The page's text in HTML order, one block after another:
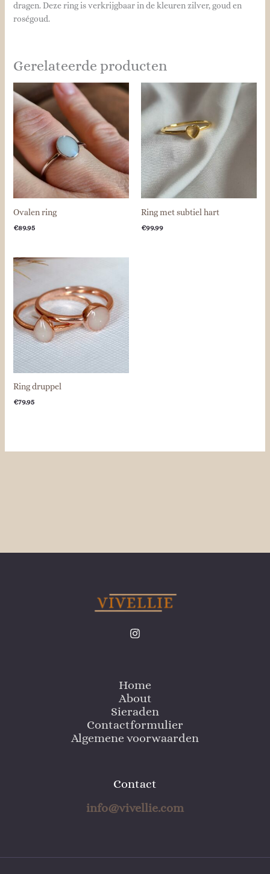
dragen. Deze ring is verkrijgbaar in de kleuren zilver, goud en
roségoud.
Gerelateerde producten
Ovalen ring
€89.95
Ring met subtiel hart
€99.99
Ring druppel
€79.95
Home
About
Sieraden
Contactformulier
Algemene voorwaarden
Contact
info@vivellie.com